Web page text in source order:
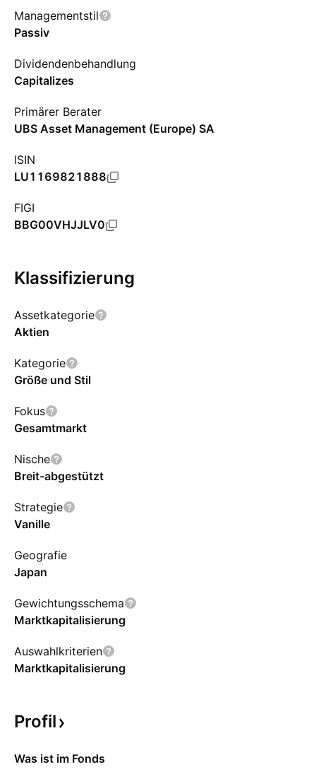
Managementstil
Passiv
Dividendenbehandlung
Capitalizes
Primärer Berater
UBS Asset Management (Europe) SA
ISIN
LU1169821888
FIGI
BBG00VHJJLV0
Klassifizierung
Assetkategorie
Aktien
Kategorie
Größe und Stil
Fokus
Gesamtmarkt
Nische
Breit-abgestützt
Strategie
Vanille
Geografie
Japan
Gewichtungsschema
Marktkapitalisierung
Auswahlkriterien
Marktkapitalisierung
Profil
Was ist im Fonds